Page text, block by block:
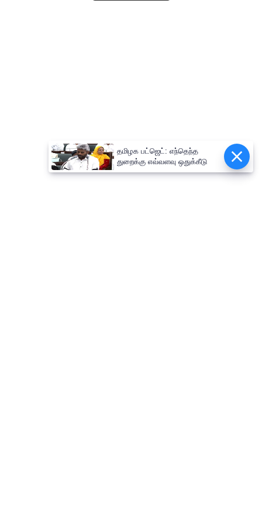
தமிழக பட்ஜெட்: எந்தெந்த
துறைக்கு எவ்வளவு ஒதுக்கீடு